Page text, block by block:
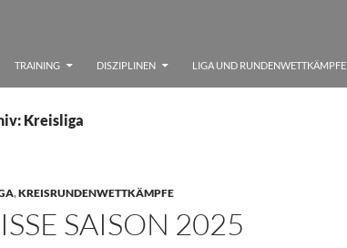
TRAINING DISZIPLINEN LIGA UND RUNDENWETTKÄMPFE
Kreisliga
,KREISRUNDENWETTKÄMPFE
SAISON 2025